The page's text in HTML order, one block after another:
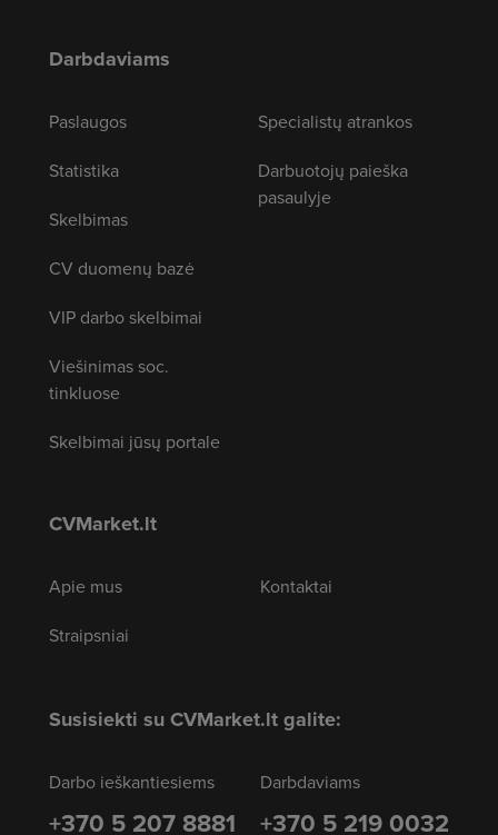
Darbdaviams
Paslaugos
Statistika
Skelbimas
CV duomenų bazė
VIP darbo skelbimai
Viešinimas soc.
tinkluose
Skelbimai jūsų portale
Specialistų atrankos
Darbuotojų paieška
pasaulyje
CVMarket.lt
Apie mus
Straipsniai
Kontaktai
Susisiekti su CVMarket.lt galite:
Darbo ieškantiesiems
+370 5 207 8881
Darbdaviams
+370 5 219 0032